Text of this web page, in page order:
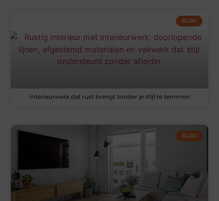
BLOG
Interieurwerk dat rust brengt zonder je stijl te temmen
BLOG